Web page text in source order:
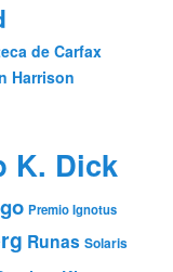
de Carfax
Harrison
K. Dick
Premio Ignotus
Runas Solaris